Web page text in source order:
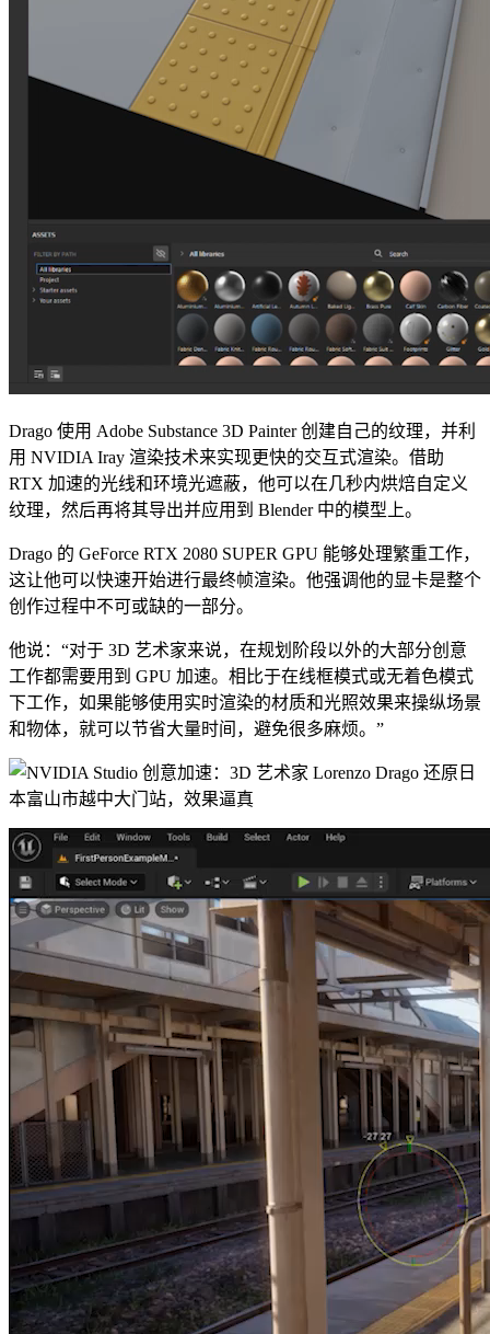
Drago 使用 Adobe Substance 3D Painter 创建自己的纹理，并利
用 NVIDIA Iray 渲染技术来实现更快的交互式渲染。借助
RTX 加速的光线和环境光遮蔽，他可以在几秒内烘焙自定义
纹理，然后再将其导出并应用到 Blender 中的模型上。
Drago 的 GeForce RTX 2080 SUPER GPU 能够处理繁重工作，
这让他可以快速开始进行最终帧渲染。他强调他的显卡是整个
创作过程中不可或缺的一部分。
他说：“对于 3D 艺术家来说，在规划阶段以外的大部分创意
工作都需要用到 GPU 加速。相比于在线框模式或无着色模式
下工作，如果能够使用实时渲染的材质和光照效果来操纵场景
和物体，就可以节省大量时间，避免很多麻烦。”